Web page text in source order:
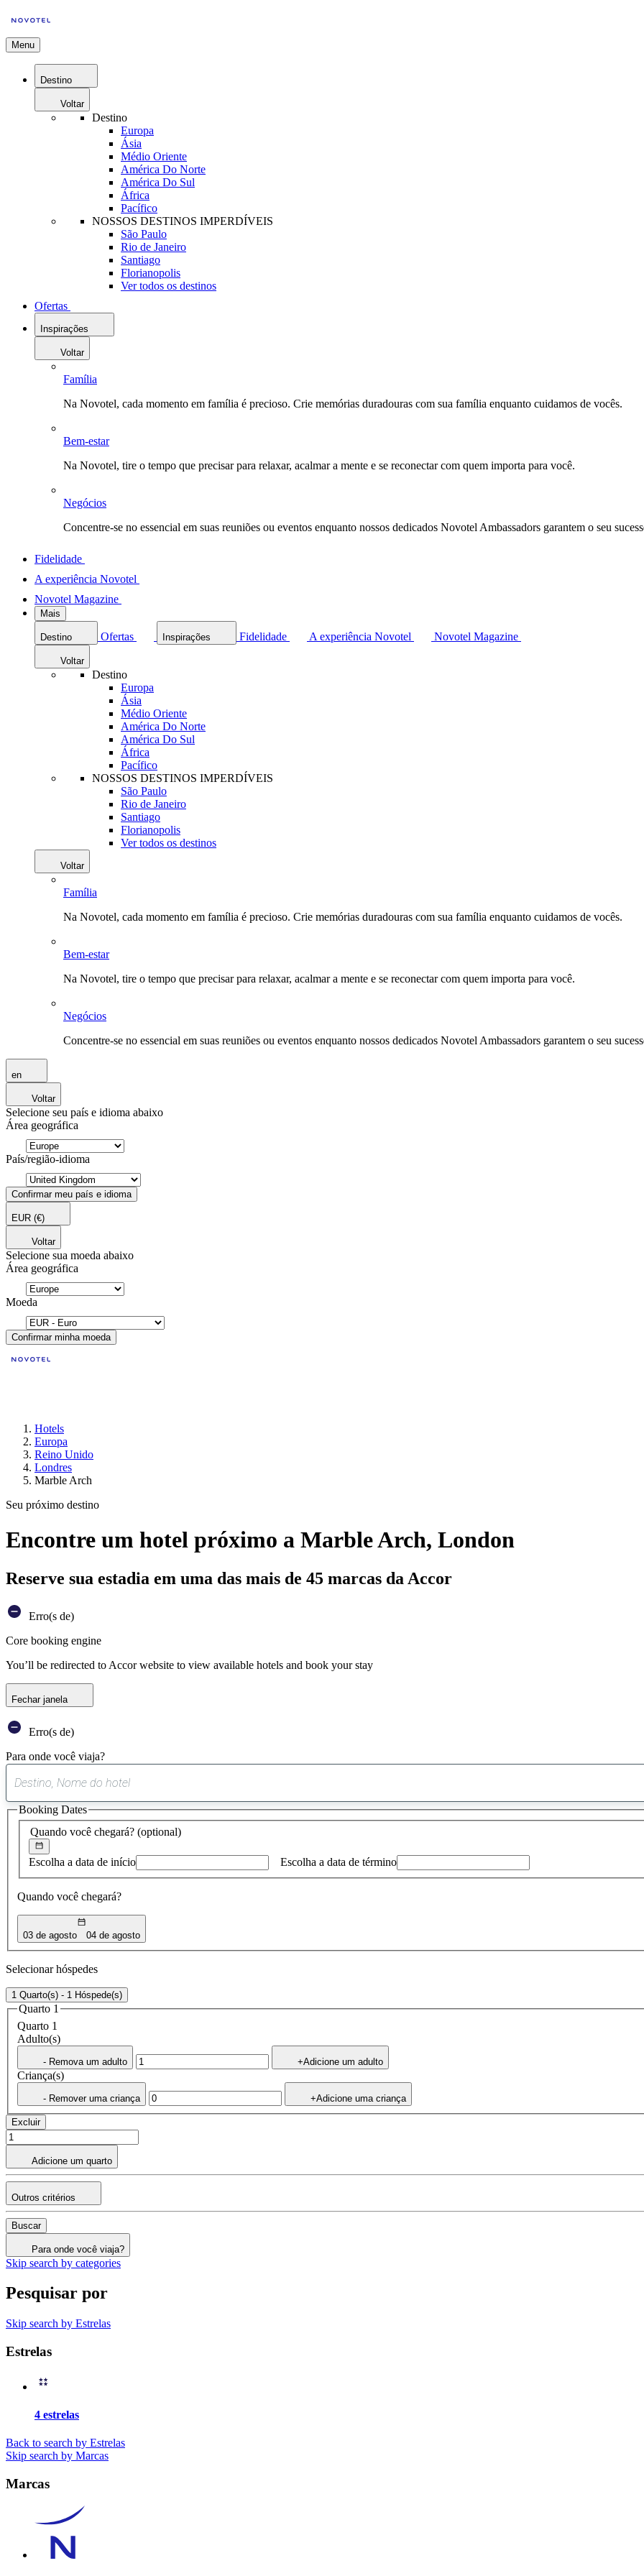
Menu
Destino
Voltar
Destino
Europa
Ásia
Médio Oriente
América Do Norte
América Do Sul
África
Pacífico
NOSSOS DESTINOS IMPERDÍVEIS
São Paulo
Rio de Janeiro
Santiago
Florianopolis
Ver todos os destinos
Ofertas
Inspirações
Voltar
Família
Na Novotel, cada momento em família é precioso. Crie memórias duradouras com sua família enquanto cuidamos de vocês.
Bem-estar
Na Novotel, tire o tempo que precisar para relaxar, acalmar a mente e se reconectar com quem importa para você.
Negócios
Concentre-se no essencial em suas reuniões ou eventos enquanto nossos dedicados Novotel Ambassadors garantem o seu
Fidelidade
A experiência Novotel
Novotel Magazine
Mais
Destino Ofertas Inspirações Fidelidade A experiência Novotel Novotel Magazine
Voltar
Destino
Europa
Ásia
Médio Oriente
América Do Norte
América Do Sul
África
Pacífico
NOSSOS DESTINOS IMPERDÍVEIS
São Paulo
Rio de Janeiro
Santiago
Florianopolis
Ver todos os destinos
Voltar
Família
Na Novotel, cada momento em família é precioso. Crie memórias duradouras com sua família enquanto cuidamos de vocês.
Bem-estar
Na Novotel, tire o tempo que precisar para relaxar, acalmar a mente e se reconectar com quem importa para você.
Negócios
Concentre-se no essencial em suas reuniões ou eventos enquanto nossos dedicados Novotel Ambassadors garantem o seu
en
Voltar
Selecione seu país e idioma abaixo
Área geográfica
País/região-idioma
Confirmar meu país e idioma
EUR (€)
Voltar
Selecione sua moeda abaixo
Área geográfica
Moeda
Confirmar minha moeda
Hotels
Europa
Reino Unido
Londres
Marble Arch
Seu próximo destino
Encontre um hotel próximo a Marble Arch, London
Reserve sua estadia em uma das mais de 45 marcas da Accor
Erro(s de)
Core booking engine
You’ll be redirected to Accor website to view available hotels and book your stay
Fechar janela
Erro(s de)
Para onde você viaja?
sugestão
encontrada
Quando você chegará? (optional)
Escolha a data de início Escolha a data de término
Quando você chegará?
03 de agosto 04 de agosto
Booking Dates
Selecionar hóspedes
1 Quarto(s) - 1 Hóspede(s)
Quarto 1
Quarto 1
Adulto(s)
- Remova um adulto +Adicione um adulto
Criança(s)
- Remover uma criança +Adicione uma criança
Excluir
Adicione um quarto
Outros critérios
Buscar
Para onde você viaja?
Skip search by categories
Pesquisar por
Skip search by Estrelas
Estrelas
4 estrelas
Back to search by Estrelas
Skip search by Marcas
Marcas